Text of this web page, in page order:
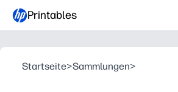
Printables
Startseite>Sammlungen>